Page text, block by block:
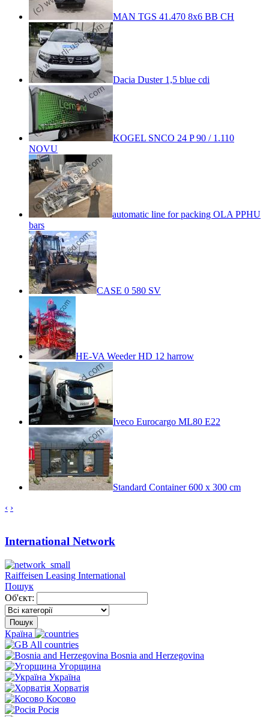
MAN TGS 41.470 8x6 BB CH
Dacia Duster 1,5 blue cdi
KOGEL SNCO 24 P 90 / 1.110
NOVU
automatic line for packing OLA PPHU
bars
CASE 0 580 SV
HE-VA Weeder HD 12 harrow
Iveco Eurocargo ML80 E22
Standard Container 600 x 300 cm
‹ ›
International Network
Raiffeisen Leasing International
Пошук
Об'єкт:
Пошук
Країна
All countries
Bosnia and Herzegovina
Угорщина
Україна
Хорватія
Косово
Росія